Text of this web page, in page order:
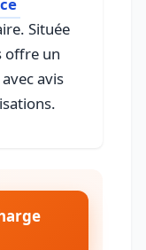
Située
offre un
avis